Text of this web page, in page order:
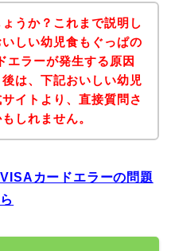
うか？これまで説明し
しい幼児食もぐっぱの
エラーが発生する原因
は、下記おいしい幼児
イトより、直接質問さ
しれません。
カードエラーの問題